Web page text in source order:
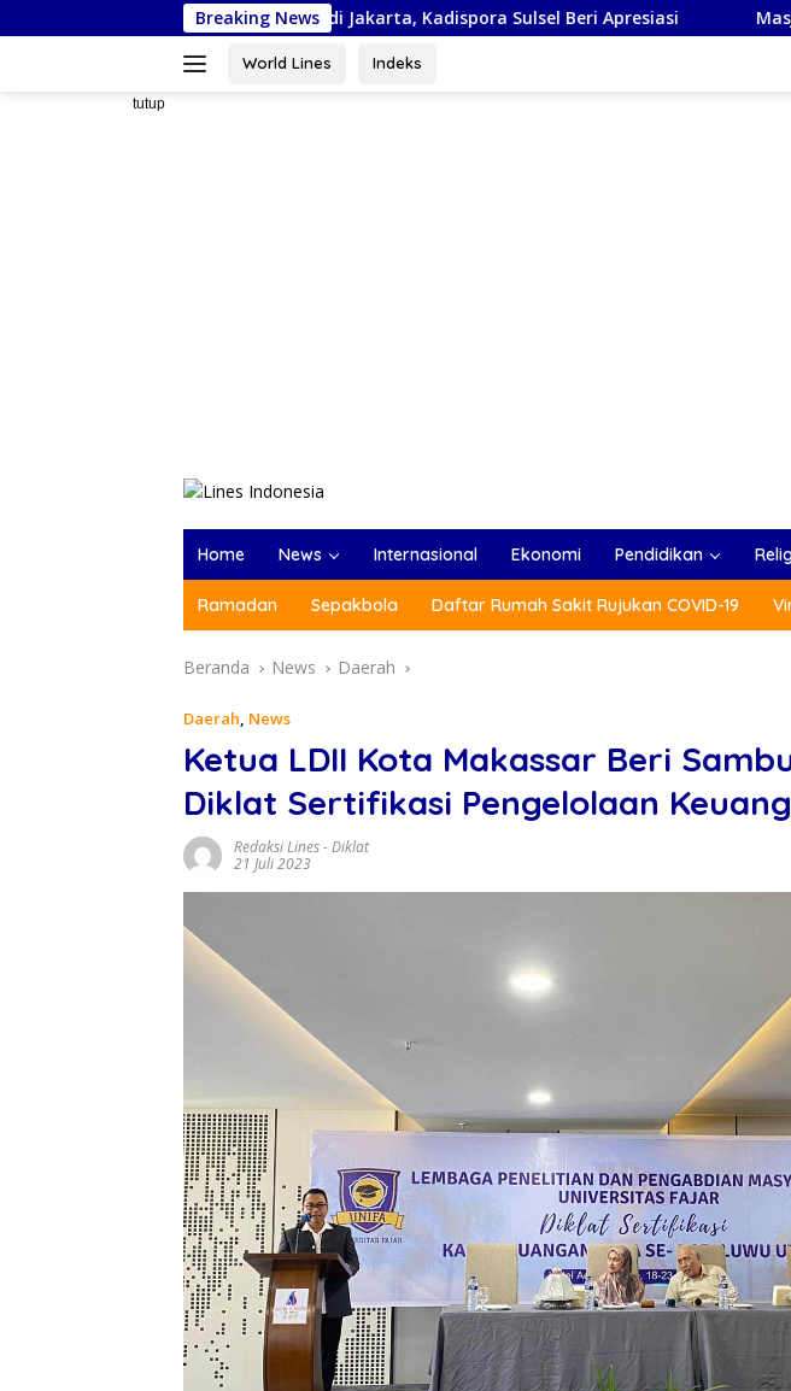
ke
Breaking News
Piala Bela Negara di Jakarta, Kadispora Sulsel Beri Apresiasi Masjid As-
World Lines Indeks
tutup
Home News Internasional Ekonomi Pendidikan
Ramadan Sepakbola Daftar Rumah Sakit Rujukan COVID-19
Beranda News Daerah
Daerah, News
Ketua LDII Kota Makassar Beri
Diklat Sertifikasi Pengelolaan
Redaksi Lines-Diklat
21 Juli 2023